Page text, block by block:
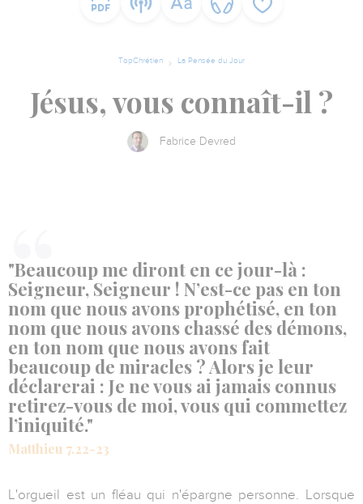
TopChrétien La Pensée du Jour
Jésus, vous connaît-il ?
Fabrice Devred
"Beaucoup me diront en ce jour-là :
Seigneur, Seigneur ! N’est-ce pas en ton
nom que nous avons prophétisé, en ton
nom que nous avons chassé des démons,
en ton nom que nous avons fait
beaucoup de miracles ? Alors je leur
déclarerai : Je ne vous ai jamais connus
retirez-vous de moi, vous qui commettez
l’iniquité."
Matthieu 7.22-23
L'orgueil est un fléau qui n'épargne personne. Lorsque